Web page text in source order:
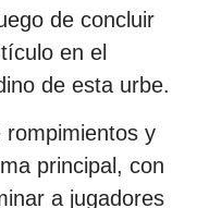
de concluir
en el
de esta urbe.
rompimientos y
principal, con
a jugadores